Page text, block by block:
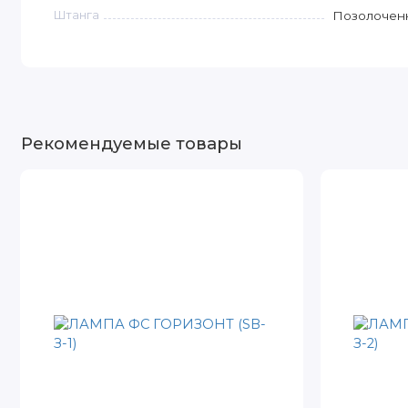
Штанга
Рекомендуемые товары